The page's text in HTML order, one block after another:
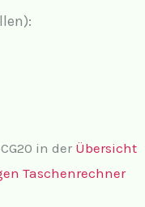
in der Übersicht
Taschenrechner